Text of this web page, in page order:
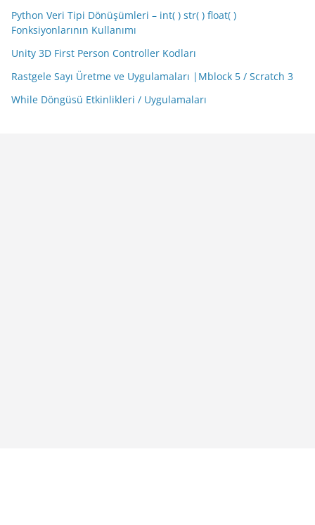
Python Veri Tipi Dönüşümleri – int( ) str( ) float( )
Fonksiyonlarının Kullanımı
Unity 3D First Person Controller Kodları
Rastgele Sayı Üretme ve Uygulamaları |Mblock 5 / Scratch 3
While Döngüsü Etkinlikleri / Uygulamaları